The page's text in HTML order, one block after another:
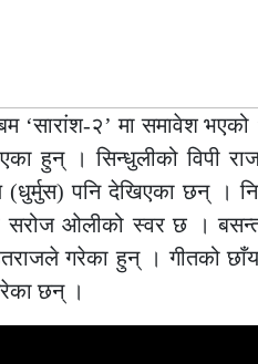
‘सारांश-२’ मा समावेश
हुन् । सिन्धुलीको विपी
(धुर्मुस) पनि देखिएका छन् ।
सरोज ओलीको स्वर छ ।
गरेका हुन् । गीतको
छन् ।